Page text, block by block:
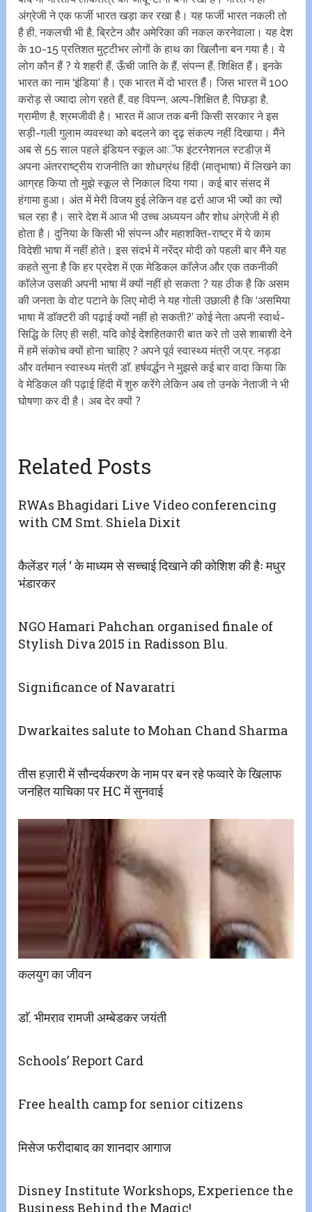
अंग्रेजी ने एक फर्जी भारत खड़ा कर रखा है। यह फर्जी भारत नकली तो
है ही, नकलची भी है, ब्रिटेन और अमेरिका की नकल करनेवाला। यह देश
के 10-15 प्रतिशत मुट्टीभर लोगों के हाथ का खिलौना बन गया है। ये
लोग कौन हैं ? ये शहरी हैं, ऊँची जाति के हैं, संपन्न हैं, शिक्षित हैं। इनके
भारत का नाम ‘इंडिया’ है। एक भारत में दो भारत हैं। जिस भारत में 100
करोड़ से ज्यादा लोग रहते हैं, वह विपन्न, अल्प-शिक्षित है, पिछड़ा है,
ग्रामीण है, श्रमजीवी है। भारत में आज तक बनी किसी सरकार ने इस
सड़ी-गली गुलाम व्यवस्था को बदलने का दृढ़ संकल्प नहीं दिखाया। मैंने
अब से 55 साल पहले इंडियन स्कूल आॅफ इंटरनेशनल स्टडीज़ में
अपना अंतरराष्ट्रीय राजनीति का शोधग्रंथ हिंदी (मातृभाषा) में लिखने का
आग्रह किया तो मुझे स्कूल से निकाल दिया गया। कई बार संसद में
हंगामा हुआ। अंत में मेरी विजय हुई लेकिन वह ढर्रा आज भी ज्यों का त्यों
चल रहा है। सारे देश में आज भी उच्च अध्ययन और शोध अंग्रेजी में ही
होता है। दुनिया के किसी भी संपन्न और महाशक्ति-राष्ट्र में ये काम
विदेशी भाषा में नहीं होते। इस संदर्भ में नरेंद्र मोदी को पहली बार मैंने यह
कहते सुना है कि हर प्रदेश में एक मेडिकल काॅलेज और एक तकनीकी
काॅलेज उसकी अपनी भाषा में क्यों नहीं हो सकता ? यह ठीक है कि असम
की जनता के वोट पटाने के लिए मोदी ने यह गोली उछाली है कि ‘असमिया
भाषा में डाॅक्टरी की पढ़ाई क्यों नहीं हो सकती?’ कोई नेता अपनी स्वार्थ-
सिद्धि के लिए ही सही, यदि कोई देशहितकारी बात करे तो उसे शाबाशी देने
में हमें संकोच क्यों होना चाहिए ? अपने पूर्व स्वास्थ्य मंत्री ज.प्र. नड्डा
और वर्तमान स्वास्थ्य मंत्री डाॅ. हर्षवर्द्धन ने मुझसे कई बार वादा किया कि
वे मेडिकल की पढ़ाई हिंदी में शुरु करेंगे लेकिन अब तो उनके नेताजी ने भी
घोषणा कर दी है। अब देर क्यों ?
Related Posts
RWAs Bhagidari Live Video conferencing
with CM Smt. Shiela Dixit
कैलेंडर गर्ल ‘ के माध्यम से सच्चाई दिखाने की कोशिश की हैः मधुर
भंडारकर
NGO Hamari Pahchan organised finale of
Stylish Diva 2015 in Radisson Blu.
Significance of Navaratri
Dwarkaites salute to Mohan Chand Sharma
तीस हज़ारी में सौन्दर्यकरण के नाम पर बन रहे फव्वारे के खिलाफ
जनहित याचिका पर HC में सुनवाई
कलयुग का जीवन
डाॅ. भीमराव रामजी अम्बेडकर जयंती
Schools’ Report Card
Free health camp for senior citizens
मिसेज फरीदाबाद का शानदार आगाज
Disney Institute Workshops, Experience the
Business Behind the Magic!